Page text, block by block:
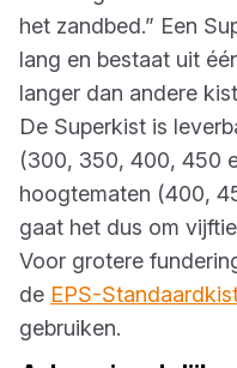
het zandbed.” Een
lang en bestaat uit
langer dan andere
De Superkist is
(300, 350, 400, 450
hoogtematen (400,
gaat het dus om
Voor grotere
de EPS-
gebruiken.